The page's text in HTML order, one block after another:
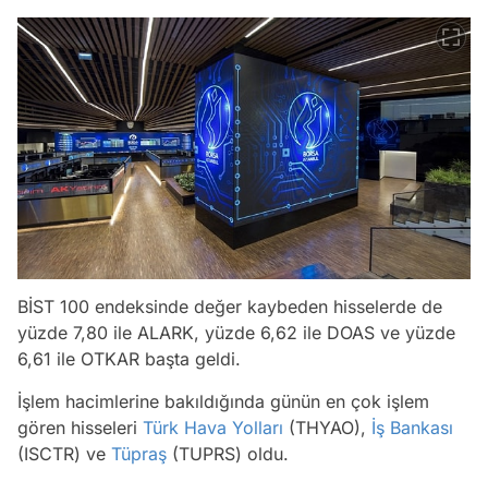
BİST 100 endeksinde değer kaybeden hisselerde de
yüzde 7,80 ile ALARK, yüzde 6,62 ile DOAS ve yüzde
6,61 ile OTKAR başta geldi.
İşlem hacimlerine bakıldığında günün en çok işlem
gören hisseleri Türk Hava Yolları (THYAO), İş Bankası
(ISCTR) ve Tüpraş (TUPRS) oldu.